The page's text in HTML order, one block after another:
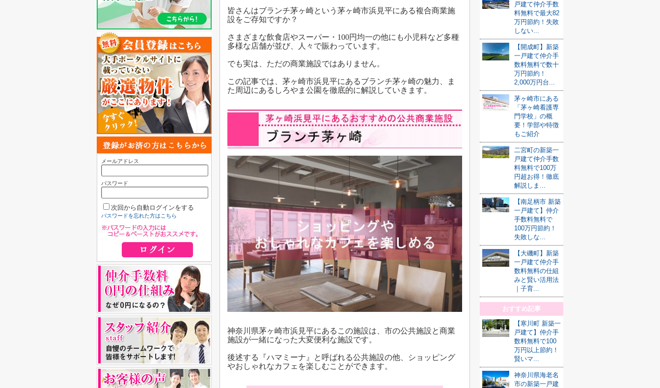
皆さんはブランチ茅ヶ崎という茅ヶ崎市浜見平にある複合商業施
設をご存知ですか？
さまざまな飲食店やスーパー・100円均一の他にも小児科など多種
多様な店舗が並び、人々で賑わっています。
でも実は、ただの商業施設ではありません。
この記事では、茅ヶ崎市浜見平にあるブランチ茅ヶ崎の魅力、ま
た周辺にあるしろやま公園を徹底的に解説していきます。
神奈川県茅ヶ崎市浜見平にあるこの施設は、市の公共施設と商業
施設が一緒になった大変便利な施設です。
後述する『ハマミーナ』と呼ばれる公共施設の他、ショッピング
やおしゃれなカフェを楽しむことができます。
戸建て仲介手数
料無料で最大82
万円節約！失敗
しない...
【開成町】新築
一戸建て仲介手
数料無料で数十
万円節約！
2,000万円台...
茅ヶ崎市にある
「茅ヶ崎看護専
門学校」の概
要！学部や特徴
もご紹介
二宮町の新築一
戸建て仲介手数
料無料で100万
円超お得！徹底
解説しま...
【南足柄市 新築
一戸建て】仲介
手数料無料で
100万円節約！
失敗しな...
【大磯町】新築
一戸建て仲介手
数料無料の仕組
みと賢い活用法
｜子育...
おすすめ記事
【寒川町 新築一
戸建て】仲介手
数料無料で100
万円以上節約！
賢いマ...
神奈川県海老名
市の新築一戸建
メールアドレス
パスワード
次回から自動ログインをする
パスワードを忘れた方はこちら